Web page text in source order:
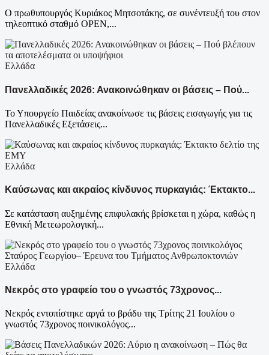
Ο πρωθυπουργός Κυριάκος Μητσοτάκης, σε συνέντευξή του στον
τηλεοπτικό σταθμό OPEN,...
Ελλάδα
Πανελλαδικές 2026: Ανακοινώθηκαν οι βάσεις – Πού...
Το Υπουργείο Παιδείας ανακοίνωσε τις βάσεις εισαγωγής για τις
Πανελλαδικές Εξετάσεις...
Ελλάδα
Καύσωνας και ακραίος κίνδυνος πυρκαγιάς: Έκτακτο...
Σε κατάσταση αυξημένης επιφυλακής βρίσκεται η χώρα, καθώς η
Εθνική Μετεωρολογική...
Ελλάδα
Νεκρός στο γραφείο του ο γνωστός 73χρονος...
Νεκρός εντοπίστηκε αργά το βράδυ της Τρίτης 21 Ιουλίου ο
γνωστός 73χρονος ποινικολόγος...